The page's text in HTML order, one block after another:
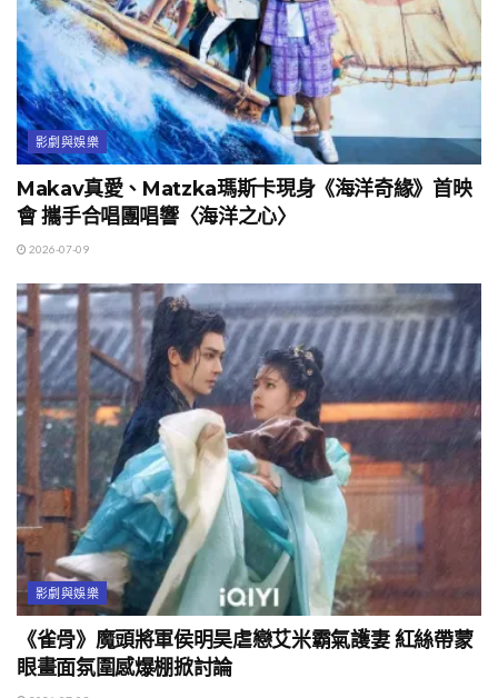
影劇與娛樂
Makav真愛、Matzka瑪斯卡現身《海洋奇緣》首映
會 攜手合唱團唱響〈海洋之心〉
2026-07-09
影劇與娛樂
《雀骨》魔頭將軍侯明昊虐戀艾米霸氣護妻 紅絲帶蒙
眼畫面氛圍感爆棚掀討論